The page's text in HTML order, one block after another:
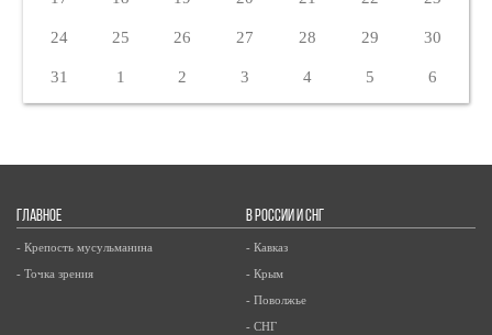
24 25 26 27 28 29 30
31 1 2 3 4 5 6
ГЛАВНОЕ
- Крепость мусульманина
- Точка зрения
В РОССИИ И СНГ
- Кавказ
- Крым
- Поволжье
- СНГ